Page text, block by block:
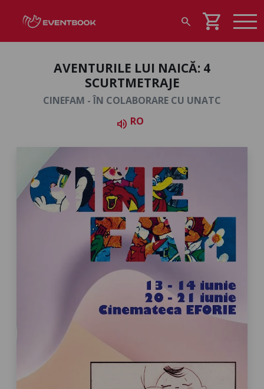
search shopping_cart
AVENTURILE LUI NAICĂ: 4
SCURTMETRAJE
CINEFAM - ÎN COLABORARE CU UNATC
volume_up RO